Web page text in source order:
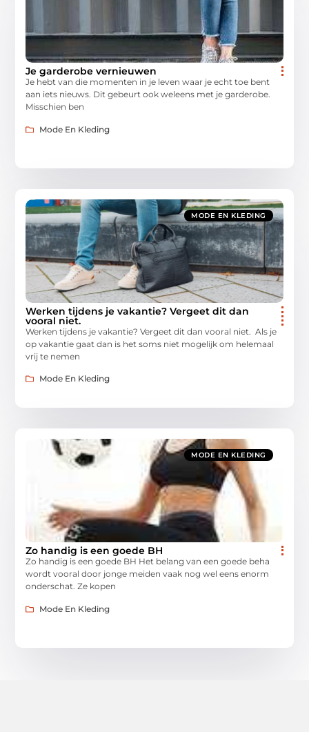
Je garderobe vernieuwen
Je hebt van die momenten in je leven waar je echt toe bent
aan iets nieuws. Dit gebeurt ook weleens met je garderobe.
Misschien ben
Mode En Kleding
MODE EN KLEDING
Werken tijdens je vakantie? Vergeet dit dan
vooral niet.
Werken tijdens je vakantie? Vergeet dit dan vooral niet. Als je
op vakantie gaat dan is het soms niet mogelijk om helemaal
vrij te nemen
Mode En Kleding
MODE EN KLEDING
Zo handig is een goede BH
Zo handig is een goede BH Het belang van een goede beha
wordt vooral door jonge meiden vaak nog wel eens enorm
onderschat. Ze kopen
Mode En Kleding